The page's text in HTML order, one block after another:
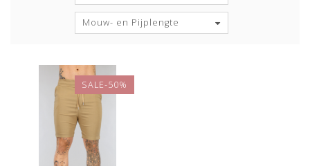
Mouw- en Pijplengte
SALE-50%